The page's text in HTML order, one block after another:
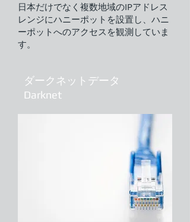
日本だけでなく複数地域のIPアドレス
レンジにハニーポットを設置し、ハニ
ーポットへのアクセスを観測していま
す。
ダークネットデータ
​Darknet